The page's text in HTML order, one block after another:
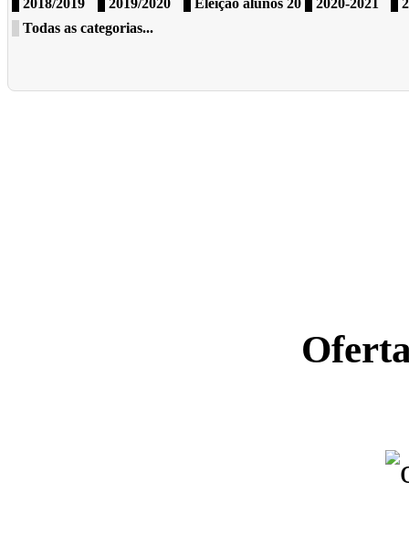
2018/2019 2019/2020 Eleição alunos 20 2020-2021
Todas as categorias...